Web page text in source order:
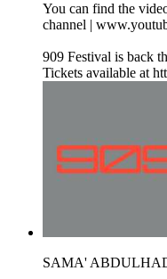
You can find the
channel |
909 Festival is back
Tickets available at
SAMA'